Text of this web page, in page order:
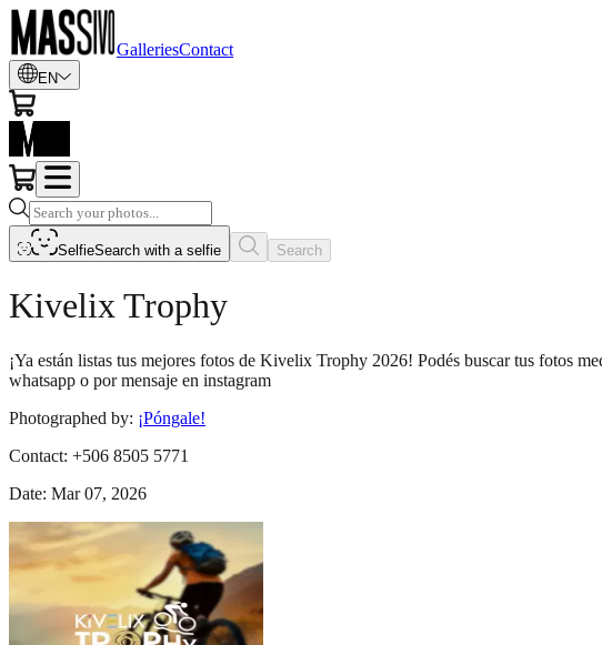
GalleriesContact
EN
SelfieSearch with a selfie Search
Kivelix Trophy
¡Ya están listas tus mejores fotos de Kivelix Trophy 2026! Podés buscar tus fotos
whatsapp o por mensaje en instagram
Photographed by: ¡Póngale!
Contact: +506 8505 5771
Date: Mar 07, 2026